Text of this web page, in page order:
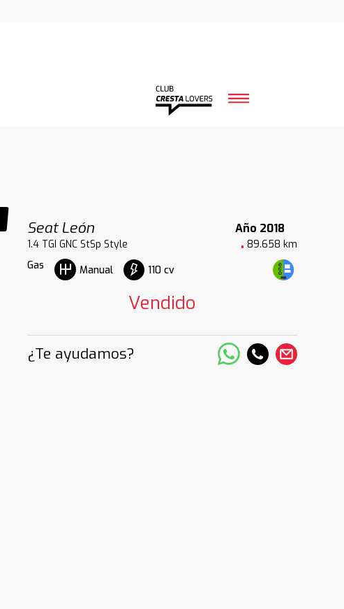
Seat León
Año 2018
1.4 TGI GNC StSp Style
89.658 km
Gas
Manual 110 cv
Vendido
¿Te ayudamos?